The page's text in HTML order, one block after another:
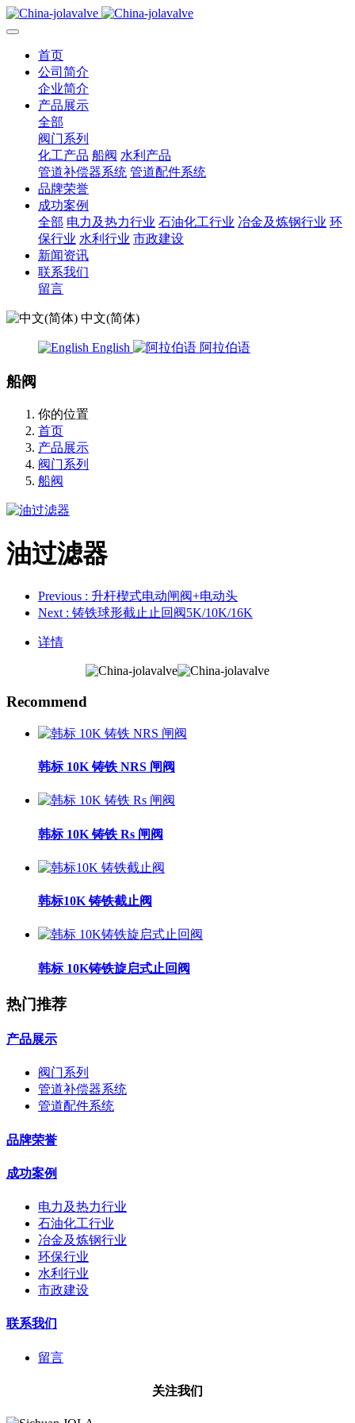
首页
公司简介
企业简介
产品展示
全部
阀门系列
化工产品 船阀 水利产品
管道补偿器系统 管道配件系统
品牌荣誉
成功案例
全部 电力及热力行业 石油化工行业 冶金及炼钢行业 环
保行业 水利行业 市政建设
新闻资讯
联系我们
留言
中文(简体)
English 阿拉伯语
船阀
你的位置
首页
产品展示
阀门系列
船阀
油过滤器
Previous : 升杆楔式电动闸阀+电动头
Next : 铸铁球形截止止回阀5K/10K/16K
详情
Recommend
韩标 10K 铸铁 NRS 闸阀
韩标 10K 铸铁 Rs 闸阀
韩标10K 铸铁截止阀
韩标 10K铸铁旋启式止回阀
热门推荐
产品展示
阀门系列
管道补偿器系统
管道配件系统
品牌荣誉
成功案例
电力及热力行业
石油化工行业
冶金及炼钢行业
环保行业
水利行业
市政建设
联系我们
留言
关注我们